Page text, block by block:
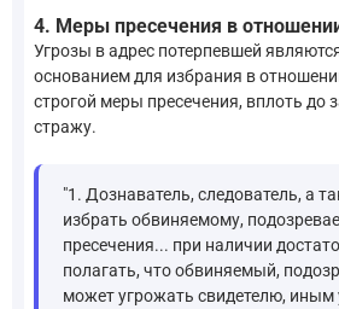
4. Меры пресечения в
Угрозы в адрес потерпевшей
основанием для избрания в
строгой меры пресечения, вплоть до
стражу.
"1. Дознаватель, следователь, а
избрать обвиняемому,
пресечения... при наличии
полагать, что обвиняемый,
может угрожать свидетелю, иным